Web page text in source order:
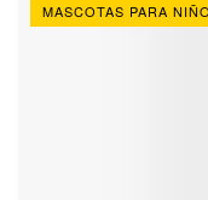
MASCOTAS PARA